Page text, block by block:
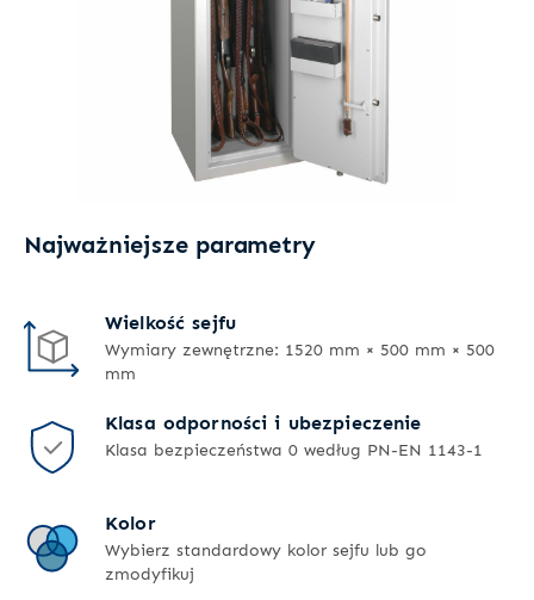
Najważniejsze parametry
Wielkość sejfu
Wymiary zewnętrzne: 1520 mm × 500 mm × 500
mm
Klasa odporności i ubezpieczenie
Klasa bezpieczeństwa 0 według PN-EN 1143-1
Kolor
Wybierz standardowy kolor sejfu lub go
zmodyfikuj